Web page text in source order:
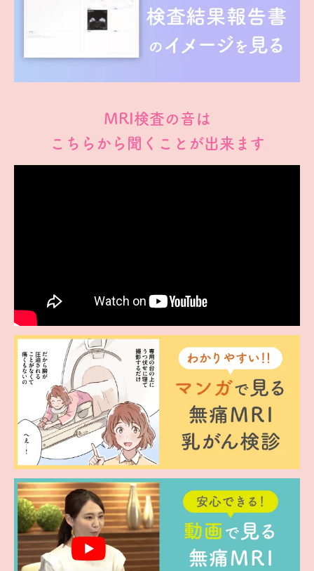
MRI検査の音は
こちらから聞くことが出来ます